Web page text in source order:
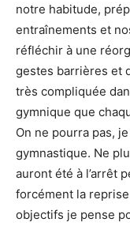
notre habitude,
entraînements et
réfléchir à une
gestes barrières et
très compliquée
gymnique que
On ne pourra pas,
gymnastique. Ne
auront été à l’arrêt
forcément la
objectifs je pense